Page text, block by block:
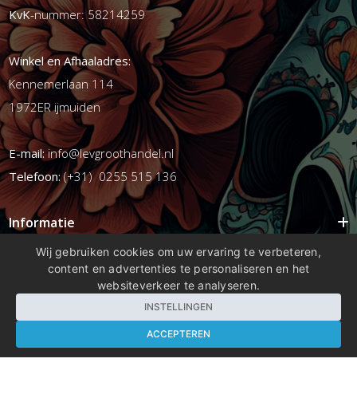
KvK-nummer: 58214259
Winkel en Afhaaladres:
Kennemerlaan 114
1972ER ijmuiden
E-mail:info@levgroothandel.nl
Telefoon:(+31) 0255 515 136
Informatie
Mijn account
Wij gebruiken cookies om uw ervaring te verbeteren,
content en advertenties te personaliseren en het
websiteverkeer te analyseren.
INSTELLINGEN
ACCEPTEREN